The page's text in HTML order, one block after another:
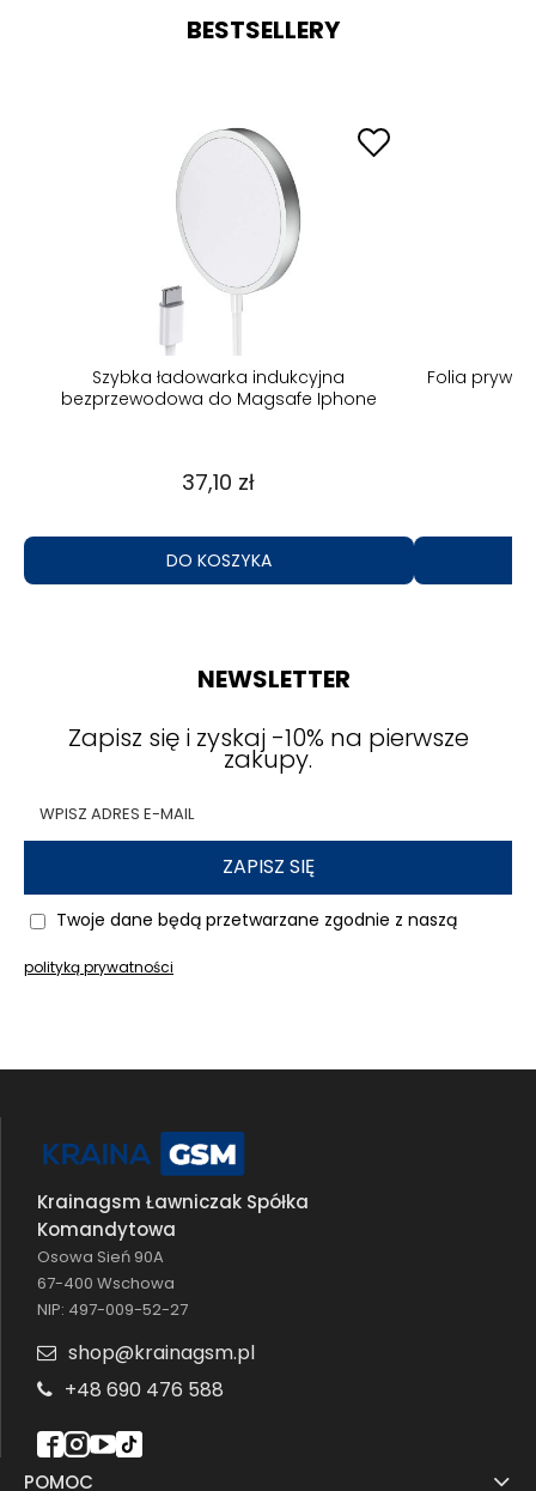
BESTSELLERY
Folia prywatyzująca 3D wycinana na każdy
model telefonu
31,69 zł
DO KOSZYKA
Szybka
NEWSLETTER
Zapisz się i zyskaj -10% na pierwsze
zakupy.
ZAPISZ SIĘ
Twoje dane będą przetwarzane zgodnie z naszą
polityką prywatności
POMOC
Krainagsm Ławniczak Spółka
Komandytowa
Osowa Sień 90A
67-400 Wschowa
NIP: 497-009-52-27
shop@krainagsm.pl
+48 690 476 588